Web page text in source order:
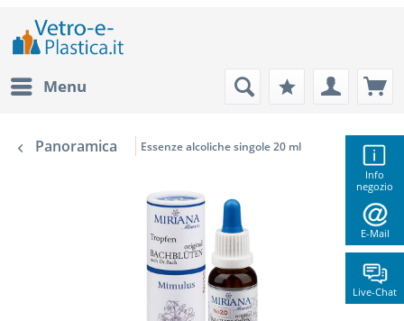
Info
negozio
E-Mail
Live-Chat
Menu
Panoramica Essenze alcoliche singole 20 ml